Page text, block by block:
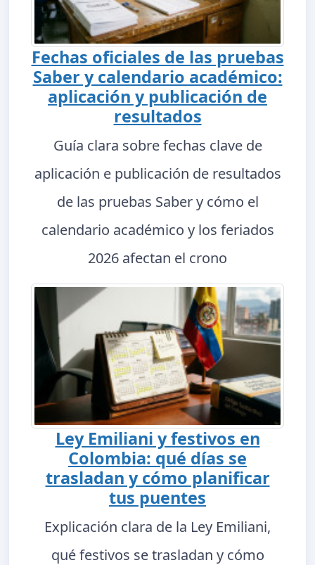
Fechas oficiales de las pruebas
Saber y calendario académico:
aplicación y publicación de
resultados
Guía clara sobre fechas clave de
aplicación e publicación de resultados
de las pruebas Saber y cómo el
calendario académico y los feriados
2026 afectan el crono
Ley Emiliani y festivos en
Colombia: qué días se
trasladan y cómo planificar
tus puentes
Explicación clara de la Ley Emiliani,
qué festivos se trasladan y cómo